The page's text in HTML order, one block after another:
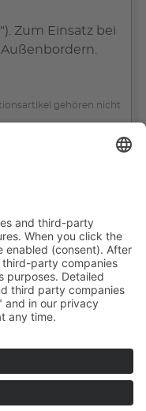
Zum Einsatz bei
gehören nicht